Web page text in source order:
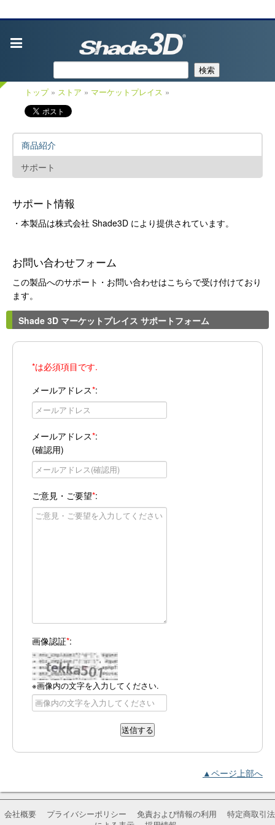
検索
トップ» ストア » マーケットプレイス »
商品紹介
サポート
サポート情報
・本製品は株式会社 Shade3D により提供されています。
お問い合わせフォーム
この製品へのサポート・お問い合わせはこちらで受け付けており
ます。
Shade 3D マーケットプレイス サポートフォーム
*は必須項目です.
メールアドレス*:
メールアドレス*:
(確認用)
ご意見・ご要望*:
画像認証*:
※画像内の文字を入力してください.
▲ページ上部へ
会社概要 プライバシーポリシー 免責および情報の利用
特定商取引法